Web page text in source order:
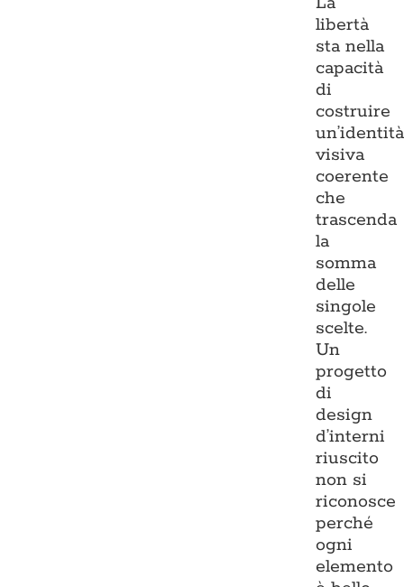
libertà
sta nella
capacità
di
costruire
un’identità
visiva
coerente
che
trascenda
la
somma
delle
singole
scelte.
Un
progetto
di
design
d’interni
riuscito
non si
riconosce
perché
ogni
elemento